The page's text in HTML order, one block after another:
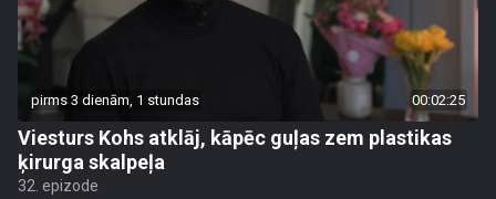
pirms 3 dienām, 1 stundas 00:02:25
Viesturs Kohs atklāj, kāpēc guļas zem plastikas
ķirurga skalpeļa
32. epizode